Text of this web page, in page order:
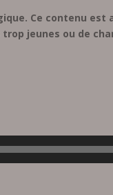
Ce contenu est
jeunes ou de